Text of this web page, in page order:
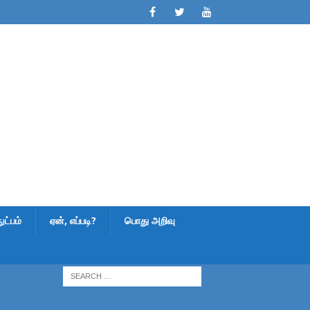
ஏன், எப்படி? பொது அறிவு